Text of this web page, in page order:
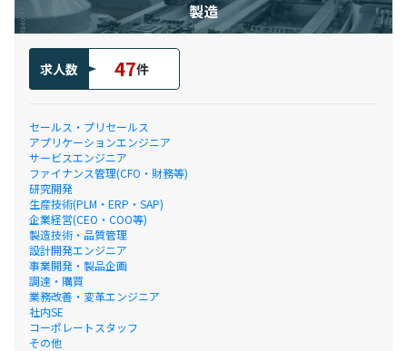
製造
求人数 47件
セールス・プリセールス
アプリケーションエンジニア
サービスエンジニア
ファイナンス管理(CFO・財務等)
研究開発
生産技術(PLM・ERP・SAP)
企業経営(CEO・COO等)
製造技術・品質管理
設計開発エンジニア
事業開発・製品企画
調達・購買
業務改善・変革エンジニア
社内SE
コーポレートスタッフ
その他